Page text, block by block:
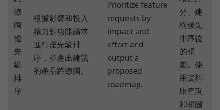
線
圖
優
先
級
排
序
根據影響和投入
精力對功能請求
進行優先級排
序，並產出建議
的產品路線圖。
Prioritize feature
requests by
impact and
effort and
output a
proposed
roadmap.
分、建
構優先
排序後
的視
圖。使
用資料
庫查詢
和視圖